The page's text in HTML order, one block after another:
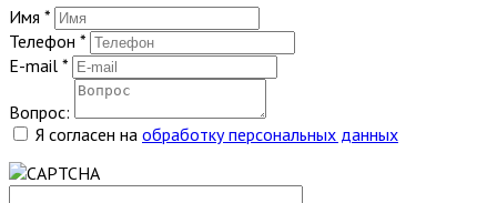
Имя *
Телефон *
E-mail *
Вопрос:
Я согласен на обработку персональных данных